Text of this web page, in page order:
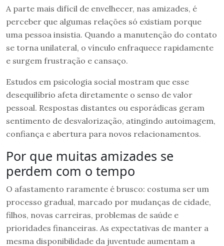
A parte mais difícil de envelhecer, nas amizades, é
perceber que algumas relações só existiam porque
uma pessoa insistia. Quando a manutenção do contato
se torna unilateral, o vínculo enfraquece rapidamente
e surgem frustração e cansaço.
Estudos em psicologia social mostram que esse
desequilíbrio afeta diretamente o senso de valor
pessoal. Respostas distantes ou esporádicas geram
sentimento de desvalorização, atingindo autoimagem,
confiança e abertura para novos relacionamentos.
Por que muitas amizades se
perdem com o tempo
O afastamento raramente é brusco: costuma ser um
processo gradual, marcado por mudanças de cidade,
filhos, novas carreiras, problemas de saúde e
prioridades financeiras. As expectativas de manter a
mesma disponibilidade da juventude aumentam a